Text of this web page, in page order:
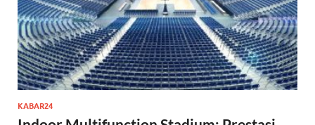
KABAR24